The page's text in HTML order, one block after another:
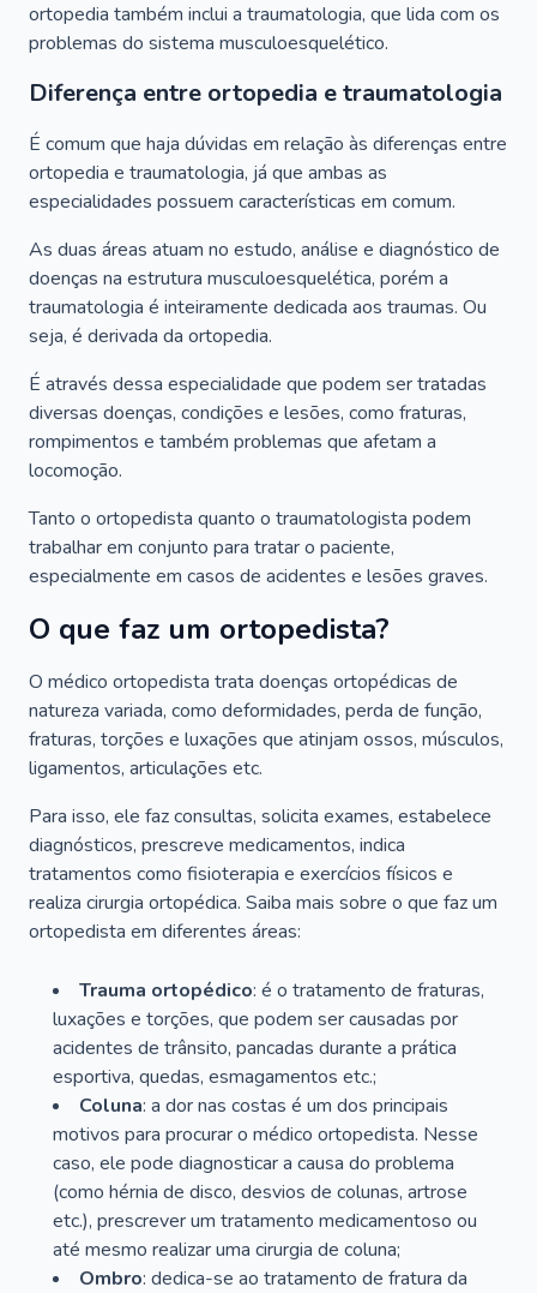
ortopedia também inclui a traumatologia, que lida com os
problemas do sistema musculoesquelético.
Diferença entre ortopedia e traumatologia
É comum que haja dúvidas em relação às diferenças entre
ortopedia e traumatologia, já que ambas as
especialidades possuem características em comum.
As duas áreas atuam no estudo, análise e diagnóstico de
doenças na estrutura musculoesquelética, porém a
traumatologia é inteiramente dedicada aos traumas. Ou
seja, é derivada da ortopedia.
É através dessa especialidade que podem ser tratadas
diversas doenças, condições e lesões, como fraturas,
rompimentos e também problemas que afetam a
locomoção.
Tanto o ortopedista quanto o traumatologista podem
trabalhar em conjunto para tratar o paciente,
especialmente em casos de acidentes e lesões graves.
O que faz um ortopedista?
O médico ortopedista trata doenças ortopédicas de
natureza variada, como deformidades, perda de função,
fraturas, torções e luxações que atinjam ossos, músculos,
ligamentos, articulações etc.
Para isso, ele faz consultas, solicita exames, estabelece
diagnósticos, prescreve medicamentos, indica
tratamentos como fisioterapia e exercícios físicos e
realiza cirurgia ortopédica. Saiba mais sobre o que faz um
ortopedista em diferentes áreas:
Trauma ortopédico: é o tratamento de fraturas,
luxações e torções, que podem ser causadas por
acidentes de trânsito, pancadas durante a prática
esportiva, quedas, esmagamentos etc.;
Coluna: a dor nas costas é um dos principais
motivos para procurar o médico ortopedista. Nesse
caso, ele pode diagnosticar a causa do problema
(como hérnia de disco, desvios de colunas, artrose
etc.), prescrever um tratamento medicamentoso ou
até mesmo realizar uma cirurgia de coluna;
Ombro: dedica-se ao tratamento de fratura da